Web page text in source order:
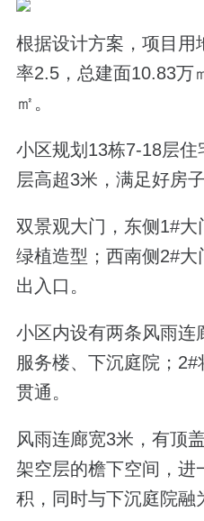
根据设计方案，项目用
率2.5，总建面10.83万
㎡。
小区规划13栋7-18层住
层高超3米，满足好房子
双景观大门，东侧1#
绿植造型；西南侧2#
出入口。
小区内设有两条风雨连
服务楼、下沉庭院；
贯通。
风雨连廊宽3米，有顶
架空层的檐下空间，进
积，同时与下沉庭院融